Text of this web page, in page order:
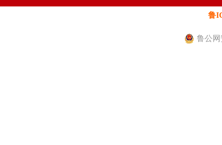
鲁
鲁公网